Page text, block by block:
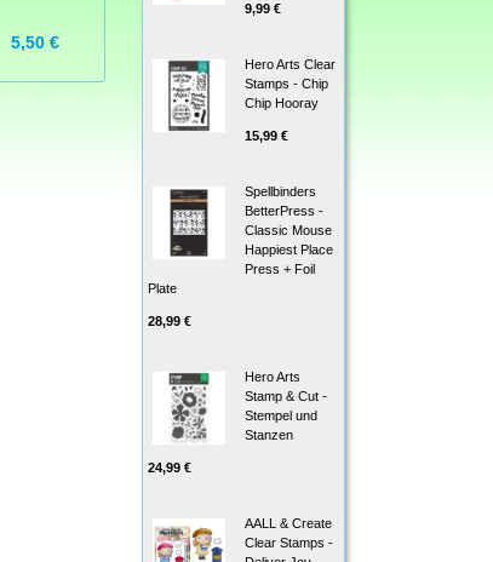
5,50 €
9,99 €
Hero Arts Clear
Stamps - Chip
Chip Hooray
15,99 €
Spellbinders
BetterPress -
Classic Mouse
Happiest Place
Press + Foil
Plate
28,99 €
Hero Arts
Stamp & Cut -
Stempel und
Stanzen
24,99 €
AALL & Create
Clear Stamps -